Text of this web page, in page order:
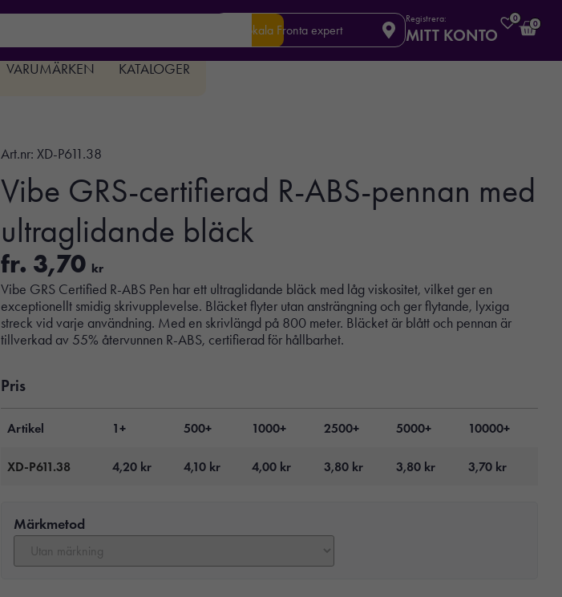
Din lokala Fronta expert
Registrera:
MITT KONTO
0
0
VARUMÄRKEN KATALOGER
Art.nr: XD-P611.38
Vibe GRS-certifierad R-ABS-pennan med
ultraglidande bläck
fr. 3,70 kr
Vibe GRS Certified R-ABS Pen har ett ultraglidande bläck med låg viskositet, vilket ger en
exceptionellt smidig skrivupplevelse. Bläcket flyter utan ansträngning och ger flytande, lyxiga
streck vid varje användning. Med en skrivlängd på 800 meter. Bläcket är blått och pennan är
tillverkad av 55% återvunnen R-ABS, certifierad för hållbarhet.
Pris
Artikel 1+ 500+ 1000+ 2500+ 5000+ 10000+
XD-P611.38 4,20 kr 4,10 kr 4,00 kr 3,80 kr 3,80 kr 3,70 kr
Märkmetod